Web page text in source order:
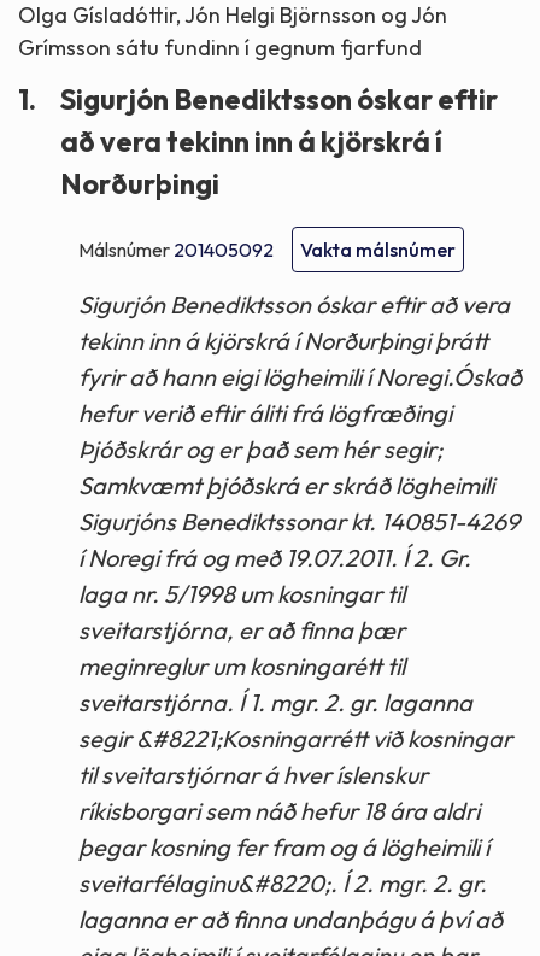
Olga Gísladóttir, Jón Helgi Björnsson og Jón
Grímsson sátu fundinn í gegnum fjarfund
1.
Sigurjón Benediktsson óskar eftir
að vera tekinn inn á kjörskrá í
Norðurþingi
Málsnúmer 201405092 Vakta málsnúmer
Sigurjón Benediktsson óskar eftir að vera
tekinn inn á kjörskrá í Norðurþingi þrátt
fyrir að hann eigi lögheimili í Noregi.Óskað
hefur verið eftir áliti frá lögfræðingi
Þjóðskrár og er það sem hér segir;
Samkvæmt þjóðskrá er skráð lögheimili
Sigurjóns Benediktssonar kt. 140851-4269
í Noregi frá og með 19.07.2011. Í 2. Gr.
laga nr. 5/1998 um kosningar til
sveitarstjórna, er að finna þær
meginreglur um kosningarétt til
sveitarstjórna. Í 1. mgr. 2. gr. laganna
segir &#8221;Kosningarrétt við kosningar
til sveitarstjórnar á hver íslenskur
ríkisborgari sem náð hefur 18 ára aldri
þegar kosning fer fram og á lögheimili í
sveitarfélaginu&#8220;. Í 2. mgr. 2. gr.
laganna er að finna undanþágu á því að